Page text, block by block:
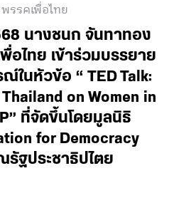
รรคเพื่อไทย
นางชนก จันทาทอง
อไทย เข้าร่วมบรรยาย
ในหัวข้อ “ TED Talk:
on Women in
ที่จัดขึ้นโดยมูลนิธิ
for Democracy
รัฐประชาธิปไตย